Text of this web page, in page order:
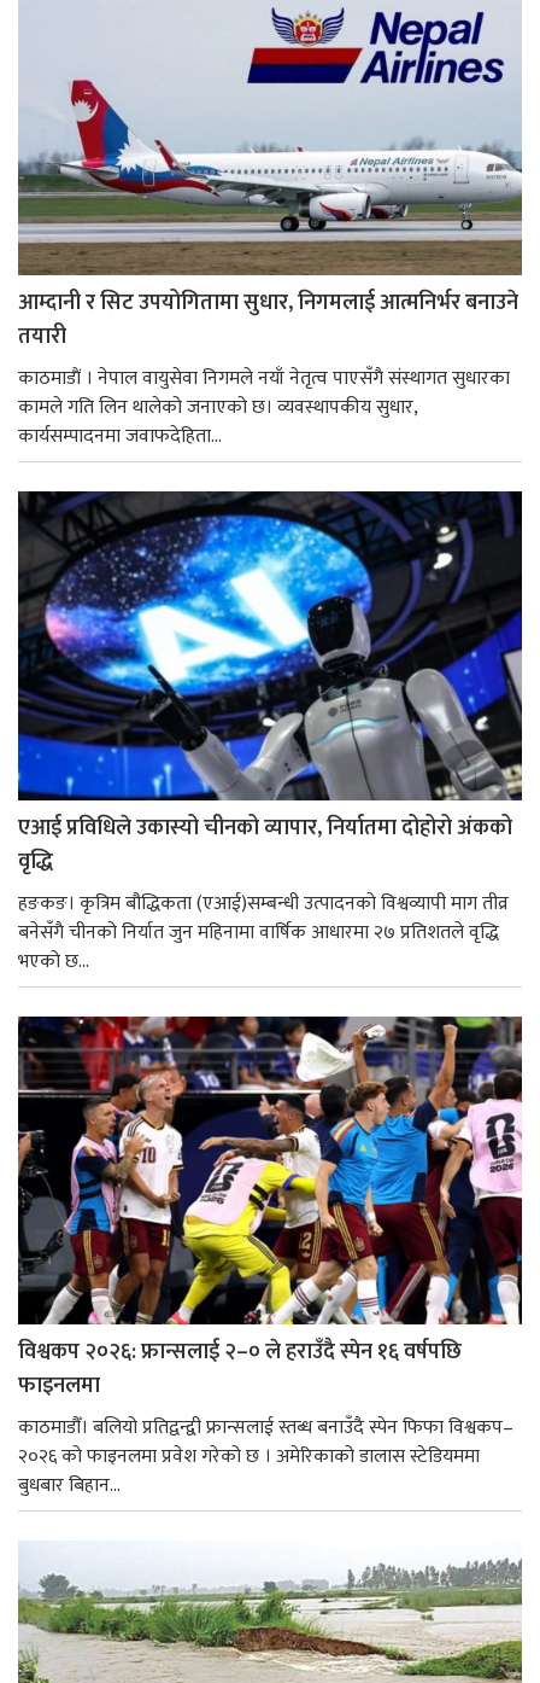
आम्दानी र सिट उपयोगितामा सुधार, निगमलाई आत्मनिर्भर बनाउने
तयारी
काठमाडाैं । नेपाल वायुसेवा निगमले नयाँ नेतृत्व पाएसँगै संस्थागत सुधारका
कामले गति लिन थालेको जनाएको छ। व्यवस्थापकीय सुधार,
कार्यसम्पादनमा जवाफदेहिता...
एआई प्रविधिले उकास्यो चीनको व्यापार, निर्यातमा दोहोरो अंकको
वृद्धि
हङकङ। कृत्रिम बौद्धिकता (एआई)सम्बन्धी उत्पादनको विश्वव्यापी माग तीव्र
बनेसँगै चीनको निर्यात जुन महिनामा वार्षिक आधारमा २७ प्रतिशतले वृद्धि
भएको छ...
विश्वकप २०२६: फ्रान्सलाई २–० ले हराउँदै स्पेन १६ वर्षपछि
फाइनलमा
काठमाडौँ। बलियो प्रतिद्वन्द्वी फ्रान्सलाई स्तब्ध बनाउँदै स्पेन फिफा विश्वकप–
२०२६ को फाइनलमा प्रवेश गरेको छ । अमेरिकाको डालास स्टेडियममा
बुधबार बिहान...